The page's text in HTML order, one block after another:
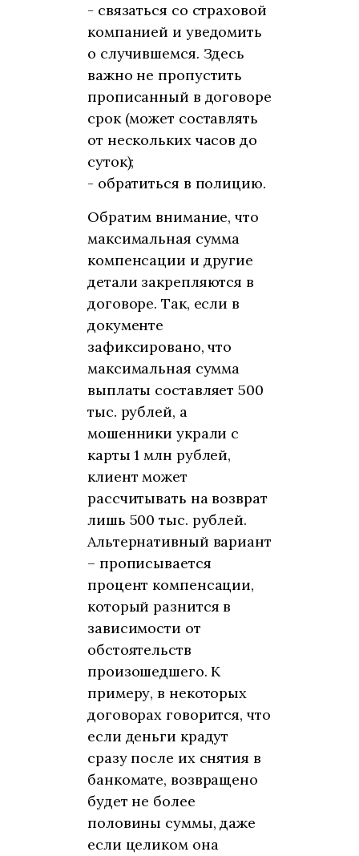
- связаться со страховой
компанией и уведомить
о случившемся. Здесь
важно не пропустить
прописанный в договоре
срок (может составлять
от нескольких часов до
суток);
- обратиться в полицию.
Обратим внимание, что
максимальная сумма
компенсации и другие
детали закрепляются в
договоре. Так, если в
документе
зафиксировано, что
максимальная сумма
выплаты составляет 500
тыс. рублей, а
мошенники украли с
карты 1 млн рублей,
клиент может
рассчитывать на возврат
лишь 500 тыс. рублей.
Альтернативный вариант
– прописывается
процент компенсации,
который разнится в
зависимости от
обстоятельств
произошедшего. К
примеру, в некоторых
договорах говорится, что
если деньги крадут
сразу после их снятия в
банкомате, возвращено
будет не более
половины суммы, даже
если целиком она